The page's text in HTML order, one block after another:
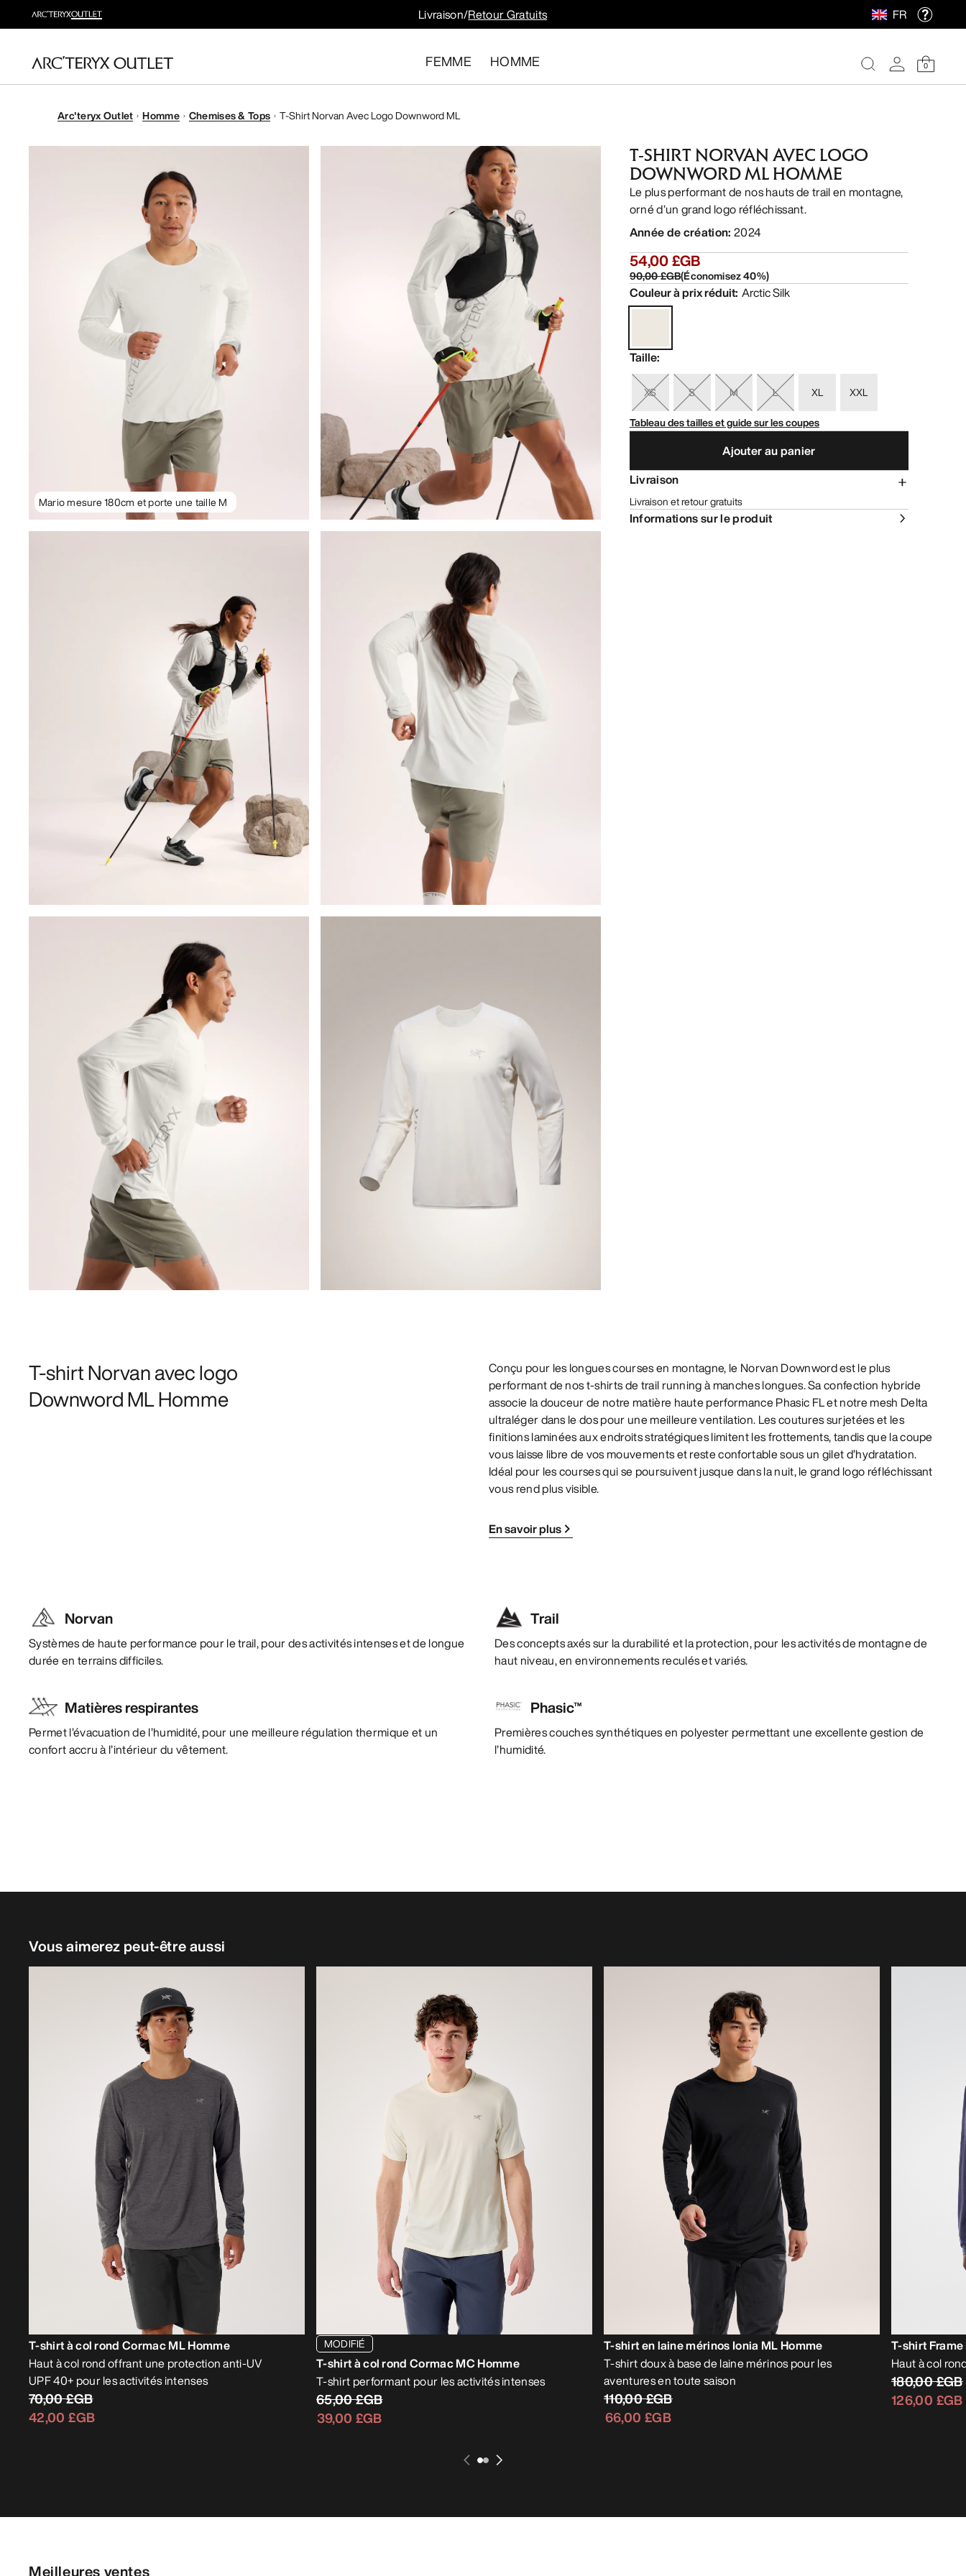
Livraison/Retour Gratuits FR
FEMME HOMME 0
Arc'teryx Outlet Homme Chemises & Tops T-Shirt Norvan Avec Logo Downword ML
Mario mesure 180cm et porte une taille M
T-SHIRT NORVAN AVEC LOGO
DOWNWORD ML HOMME
Le plus performant de nos hauts de trail en montagne,
orné d’un grand logo réfléchissant.
Année de création: 2024
54,00 £GB
90,00 £GB(Économisez40%)
Couleur à prix réduit: Arctic Silk
Taille:
XS S M L XL
XXL
Tableau des tailles et guide sur les coupes
Ajouter au panier
Livraison
Livraison et retour gratuits
Informations sur le produit
T-shirt Norvan avec logo
Downword ML Homme
Conçu pour les longues courses en montagne, le Norvan Downword est le plus
performant de nos t-shirts de trail running à manches longues. Sa confection hybride
associe la douceur de notre matière haute performance Phasic FL et notre mesh Delta
ultraléger dans le dos pour une meilleure ventilation. Les coutures surjetées et les
finitions laminées aux endroits stratégiques limitent les frottements, tandis que la coupe
vous laisse libre de vos mouvements et reste confortable sous un gilet d’hydratation.
Idéal pour les courses qui se poursuivent jusque dans la nuit, le grand logo réfléchissant
vous rend plus visible.
En savoir plus
Norvan
Systèmes de haute performance pour le trail, pour des activités intenses et de longue
durée en terrains difficiles.
Trail
Des concepts axés sur la durabilité et la protection, pour les activités de montagne de
haut niveau, en environnements reculés et variés.
Matières respirantes
Permet l’évacuation de l’humidité, pour une meilleure régulation thermique et un
confort accru à l’intérieur du vêtement.
Phasic™
Premières couches synthétiques en polyester permettant une excellente gestion de
l’humidité.
Vous aimerez peut-être aussi
T-shirt à col rond Cormac ML Homme
Haut à col rond offrant une protection anti-UV
UPF 40+ pour les activités intenses
70,00 £GB
42,00 £GB
MODIFIÉ
T-shirt à col rond Cormac MC Homme
T-shirt performant pour les activités intenses
65,00 £GB
39,00 £GB
T-shirt en laine mérinos Ionia ML Homme
T-shirt doux à base de laine mérinos pour les
aventures en toute saison
110,00 £GB
66,00 £GB
T-shirt
Haut à col
180,00 £GB
126,00 £GB
Meilleures ventes